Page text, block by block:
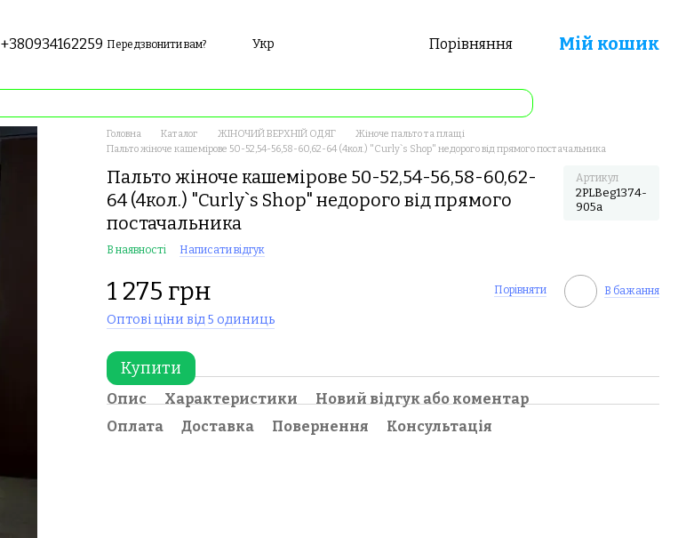
+380934162259 Передзвонити вам? Укр Порівняння Мій кошик
Головна Каталог ЖІНОЧИЙ ВЕРХНІЙ ОДЯГ
Жіноче пальто та плащі
Пальто жіноче кашемірове 50-52,54-56,58-60,62-64 (4кол.) "Curly`s Shop" недорого від прямого постачальника
Пальто жіноче кашемірове 50-52,54-56,58-60,62-
64 (4кол.) "Curly`s Shop" недорого від прямого
постачальника
Артикул
2PLBeg1374-
905a
В наявності Написати відгук
1 275 грн Порівняти В бажання
Оптові ціни від 5 одиниць
Купити
Опис Характеристики
Новий відгук або коментар
Оплата
Доставка Повернення Консультація